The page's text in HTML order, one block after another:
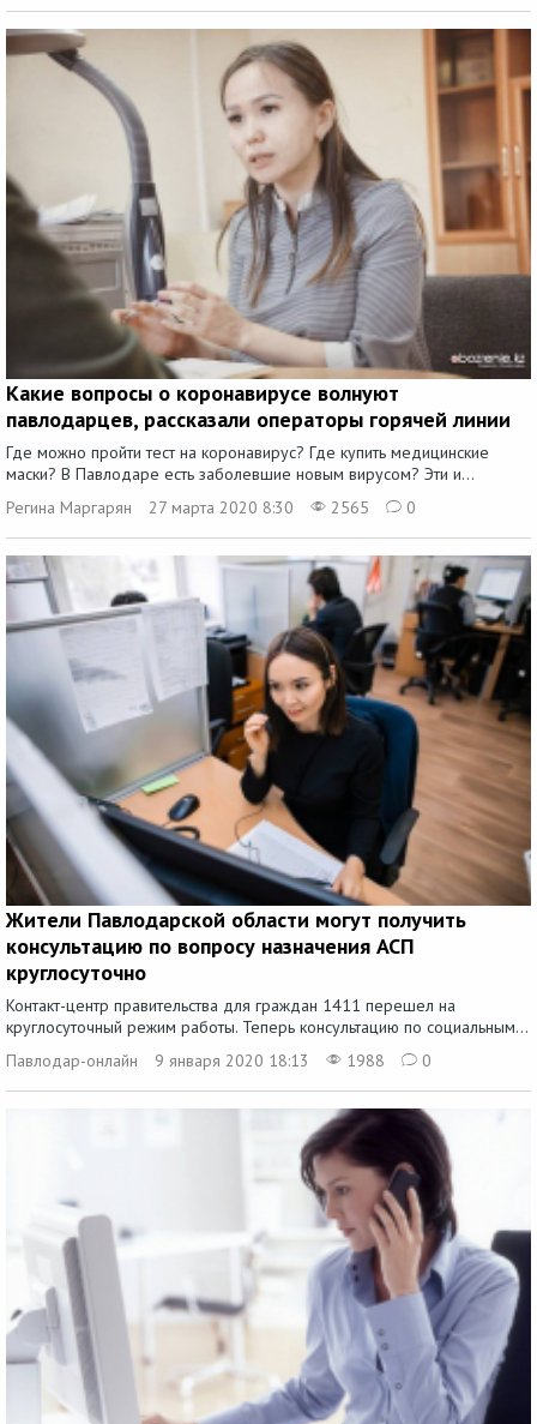
Какие вопросы о коронавирусе волнуют
павлодарцев, рассказали операторы горячей линии
Где можно пройти тест на коронавирус? Где купить медицинские
маски? В Павлодаре есть заболевшие новым вирусом? Эти и...
Регина Маргарян
27 марта 2020 8:30 2565 0
Жители Павлодарской области могут получить
консультацию по вопросу назначения АСП
круглосуточно
Контакт-центр правительства для граждан 1411 перешел на
круглосуточный режим работы. Теперь консультацию по социальным...
Павлодар-онлайн
9 января 2020 18:13 1988 0